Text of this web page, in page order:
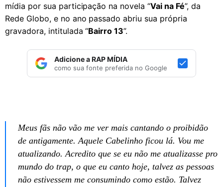
mídia por sua participação na novela “Vai na Fé”, da
Rede Globo, e no ano passado abriu sua própria
gravadora, intitulada “Bairro 13”.
Adicione a RAP MÍDIA
como sua fonte preferida no Google
Meus fãs não vão me ver mais cantando o proibidão
de antigamente. Aquele Cabelinho ficou lá. Vou me
atualizando. Acredito que se eu não me atualizasse pro
mundo do trap, o que eu canto hoje, talvez as pessoas
não estivessem me consumindo como estão. Talvez